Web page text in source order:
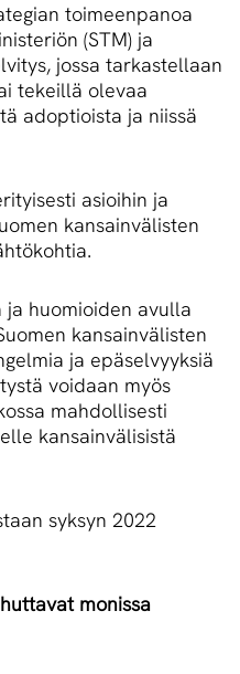
toimeenpanoa
(STM) ja
jossa tarkastellaan
tekeillä olevaa
adoptioista ja niissä
asioihin ja
kansainvälisten
huomioiden avulla
kansainvälisten
ja epäselvyyksiä
voidaan myös
mahdollisesti
kansainvälisistä
syksyn 2022
monissa